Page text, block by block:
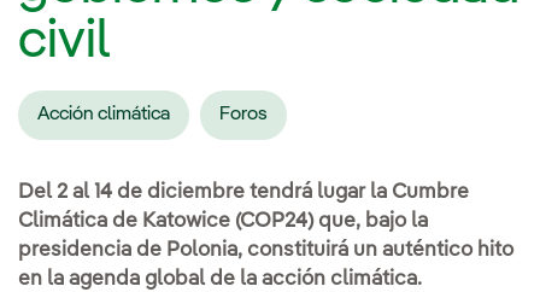
civil
Acción climática Foros
Del 2 al 14 de diciembre tendrá lugar la Cumbre
Climática de Katowice (COP24) que, bajo la
presidencia de Polonia, constituirá un auténtico hito
en la agenda global de la acción climática.